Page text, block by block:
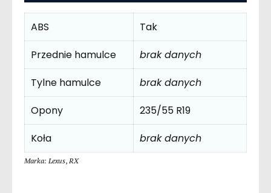
ABS
Tak
Przednie hamulce
brak danych
Tylne hamulce
brak danych
Opony
235/55 R19
Koła
brak danych
Marka: Lexus, RX